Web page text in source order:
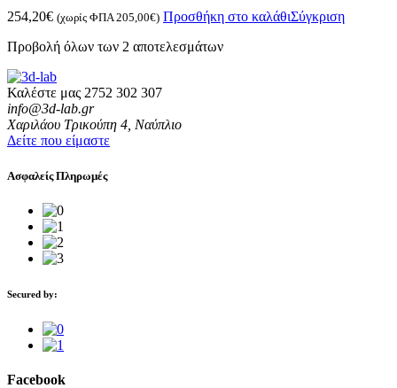
254,20€ (χωρίς ΦΠΑ205,00€) Προσθήκη στο καλάθιΣύγκριση
Προβολή όλων των 2 αποτελεσμάτων
Καλέστε μας 2752 302 307
info@3d-lab.gr
Χαριλάου Τρικούπη 4, Ναύπλιο
Δείτε που είμαστε
Ασφαλείς Πληρωμές
Secured by:
Facebook